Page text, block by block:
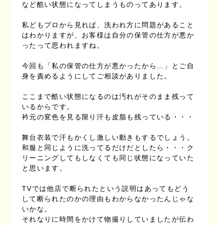
など酷い状態になってしまうものってあります。
私どもプロから見れば、洗われ方に問題があること
はわかりますが、お客様は自分の保管の仕方が悪か
ったって思われますね。
今回も「私の保管の仕方が悪かったから…」とご自
身を責めるようにしてご相談がありました。
ここまで酷い状態になるのは汚れがそのまま残って
いるからです。
衿元の変色を見る限り汗も皮脂も残っている・・・
舞台衣装で汗もかくし激しい動きもするでしょう。
和服と同じように洗ってるだけだとしたら・・・ク
リーニングしてもしなくても同じ状態になっていた
と思います。
TVでは他店で断られたという説明はあってもどう
して断られたのかの理由もわからなかったんじゃな
いかな。
それなりに時間をかけて物撮りしていましたが伝わ